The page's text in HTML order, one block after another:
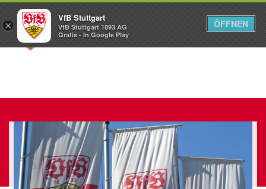
Menü
×
VfB Stuttgart
VfB Stuttgart 1893 AG
Gratis - In Google Play
ÖFFNEN